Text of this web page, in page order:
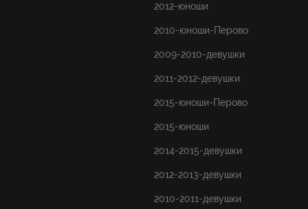
2012-юноши
2010-юноши-Перово
2009-2010-девушки
2011-2012-девушки
2015-юноши-Перово
2015-юноши
2014-2015-девушки
2012-2013-девушки
2010-2011-девушки